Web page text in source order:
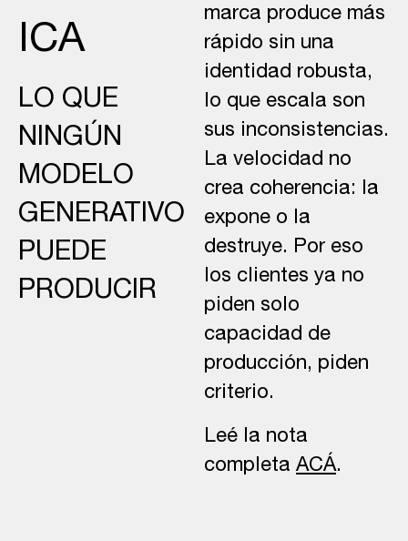
ICA
LO QUE
NINGÚN
MODELO
GENERATIVO
PUEDE
PRODUCIR
marca produce más
rápido sin una
identidad robusta,
lo que escala son
sus inconsistencias.
La velocidad no
crea coherencia: la
expone o la
destruye. Por eso
los clientes ya no
piden solo
capacidad de
producción, piden
criterio.
Leé la nota
completa ACÁ.